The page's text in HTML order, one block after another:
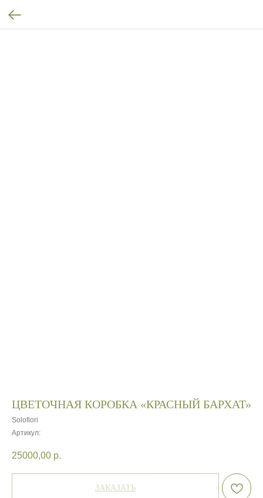
ЦВЕТОЧНАЯ КОРОБКА «КРАСНЫЙ БАРХАТ»
Solofiori
Артикул:
25000,00 р.
ЗАКАЗАТЬ